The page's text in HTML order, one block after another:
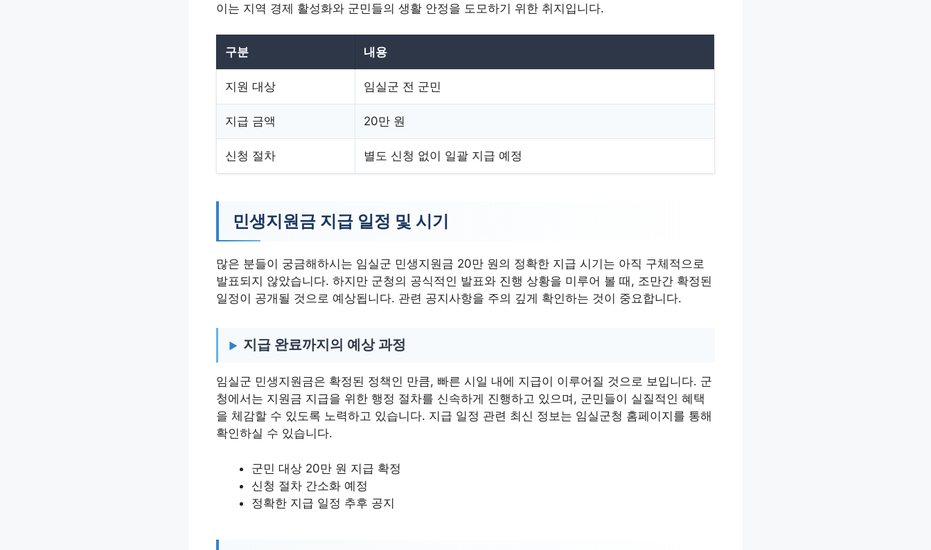
이는 지역 경제 활성화와 군민들의 생활 안정을 도모하기 위한 취지입니다.
구분 내용
지원 대상 임실군 전 군민
지급 금액 20만 원
신청 절차 별도 신청 없이 일괄 지급 예정
민생지원금 지급 일정 및 시기
많은 분들이 궁금해하시는 임실군 민생지원금 20만 원의 정확한 지급 시기는 아직 구체적으로
발표되지 않았습니다. 하지만 군청의 공식적인 발표와 진행 상황을 미루어 볼 때, 조만간 확정된
일정이 공개될 것으로 예상됩니다. 관련 공지사항을 주의 깊게 확인하는 것이 중요합니다.
지급 완료까지의 예상 과정
임실군 민생지원금은 확정된 정책인 만큼, 빠른 시일 내에 지급이 이루어질 것으로 보입니다. 군
청에서는 지원금 지급을 위한 행정 절차를 신속하게 진행하고 있으며, 군민들이 실질적인 혜택
을 체감할 수 있도록 노력하고 있습니다. 지급 일정 관련 최신 정보는 임실군청 홈페이지를 통해
확인하실 수 있습니다.
군민 대상 20만 원 지급 확정
신청 절차 간소화 예정
정확한 지급 일정 추후 공지